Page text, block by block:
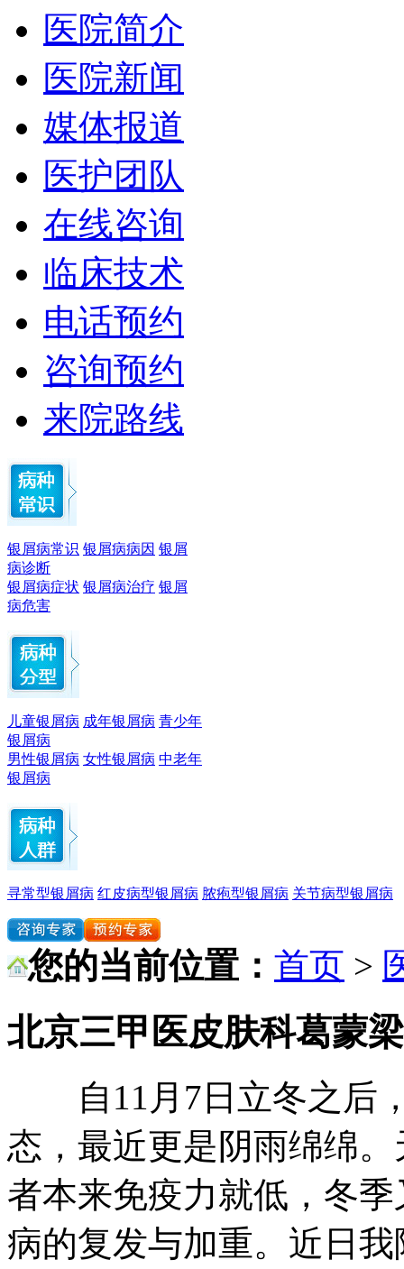
医院简介
医院新闻
媒体报道
医护团队
在线咨询
临床技术
电话预约
咨询预约
来院路线
银屑病常识 银屑病病因 银屑
病诊断
银屑病症状 银屑病治疗 银屑
病危害
儿童银屑病 成年银屑病 青少年
银屑病
男性银屑病 女性银屑病 中老年
银屑病
寻常型银屑病 红皮病型银屑病 脓疱型银屑病 关节病型银屑病
您的当前位置： 首页 >
北京三甲医皮肤科葛蒙
自11月7日立冬之后，
态，最近更是阴雨绵绵
者本来免疫力就低，冬
病的复发与加重。近日